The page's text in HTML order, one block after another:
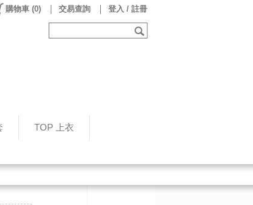
TOP 上衣
購物車 (0) 交易查詢 登入 / 註冊